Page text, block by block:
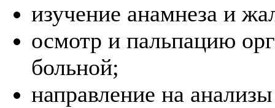
изучение анамнеза и
осмотр и пальпацию
больной;
направление на